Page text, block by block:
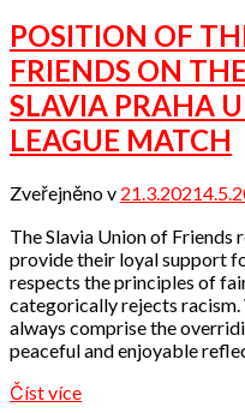
POSITION OF
FRIENDS ON
SLAVIA PRAHA
LEAGUE MATCH
Zveřejněno v 21.3.2021
The Slavia Union of Friends
provide their loyal support
respects the principles of
categorically rejects
always comprise the
peaceful and enjoyable
Číst více